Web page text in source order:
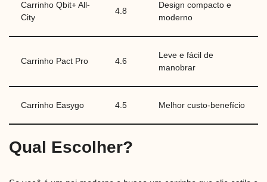
Carrinho Qbit+ All-
City
4.8
Design compacto e
moderno
Carrinho Pact Pro 4.6
Leve e fácil de
manobrar
Carrinho Easygo 4.5 Melhor custo-benefício
Qual Escolher?